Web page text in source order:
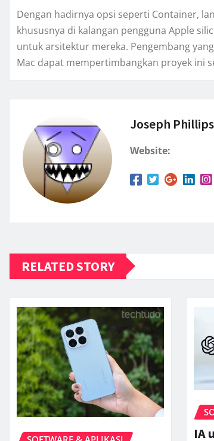
Dengan hadirnya opsi seperti Container,
khususnya di kalangan pengguna Apple
untuk arsitektur mereka. Pengembang
Mac dapat mempertimbangkan proyek ini
Joseph Phillips
Website:
RELATED STORY
IA